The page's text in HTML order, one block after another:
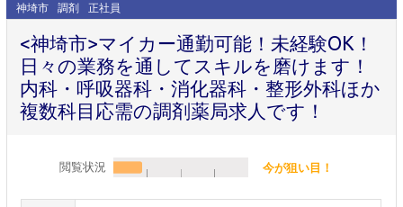
神埼市 調剤 正社員
<神埼市>マイカー通勤可能！未経験OK！
日々の業務を通してスキルを磨けます！
内科・呼吸器科・消化器科・整形外科ほか
複数科目応需の調剤薬局求人です！
閲覧状況 今が狙い目！